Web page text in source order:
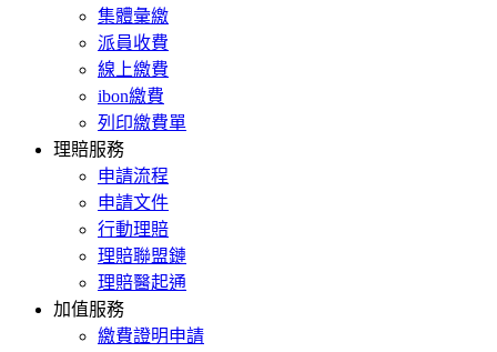
集體彙繳
派員收費
線上繳費
ibon繳費
列印繳費單
理賠服務
申請流程
申請文件
行動理賠
理賠聯盟鏈
理賠醫起通
加值服務
繳費證明申請